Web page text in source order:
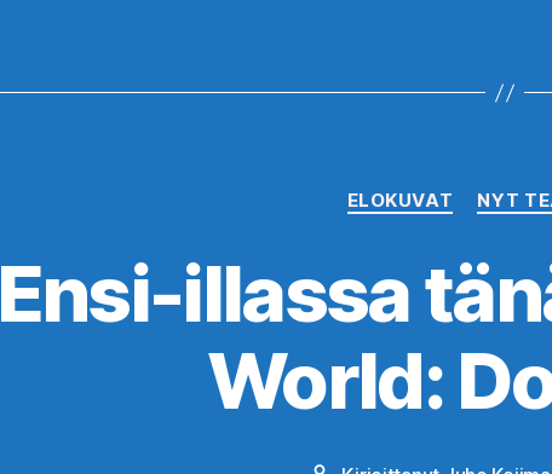
ELOKUVAT NYT
Ensi-illassa
World: